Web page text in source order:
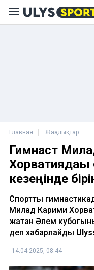
Главная Жаңалықтар
Гимнаст
кезеңінде
Спорттық
Милад Карими
жатқан Әлем
деп хабарлайды
14.04.2025, 08:44